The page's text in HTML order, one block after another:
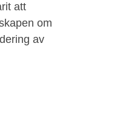
att
om
av